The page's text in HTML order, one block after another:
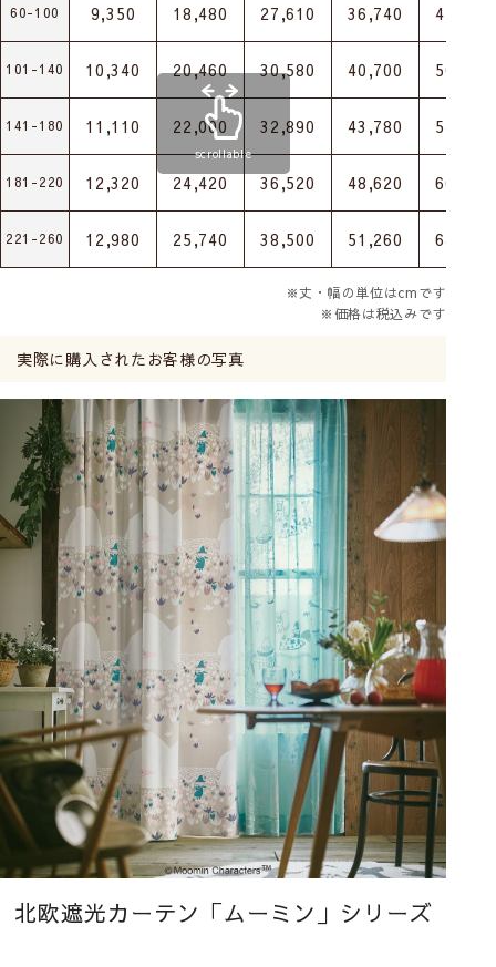
60-100 9,350 18,480 27,610 36,740 45,870
101-140 10,340 20,460 30,580 40,700 50,820
141-180 11,110 22,000 32,890 43,780 54,670
181-220 12,320 24,420 36,520 48,620 60,720
221-260 12,980 25,740 38,500 51,260 64,020
scrollable
※丈・幅の単位はcmです
※価格は税込みです
実際に購入されたお客様の写真
北欧遮光カーテン「ムーミン」シリーズ